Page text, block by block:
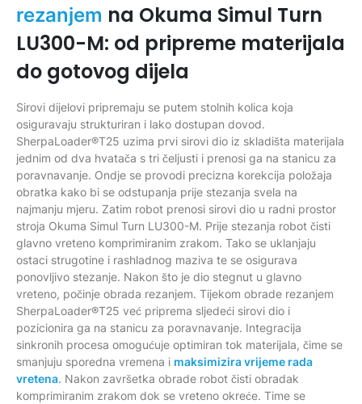
rezanjem na Okuma Simul Turn
LU300-M: od pripreme materijala
do gotovog dijela
Sirovi dijelovi pripremaju se putem stolnih kolica koja
osiguravaju strukturiran i lako dostupan dovod.
SherpaLoader®T25 uzima prvi sirovi dio iz skladišta materijala
jednim od dva hvatača s tri čeljusti i prenosi ga na stanicu za
poravnavanje. Ondje se provodi precizna korekcija položaja
obratka kako bi se odstupanja prije stezanja svela na
najmanju mjeru. Zatim robot prenosi sirovi dio u radni prostor
stroja Okuma Simul Turn LU300-M. Prije stezanja robot čisti
glavno vreteno komprimiranim zrakom. Tako se uklanjaju
ostaci strugotine i rashladnog maziva te se osigurava
ponovljivo stezanje. Nakon što je dio stegnut u glavno
vreteno, počinje obrada rezanjem. Tijekom obrade rezanjem
SherpaLoader®T25 već priprema sljedeći sirovi dio i
pozicionira ga na stanicu za poravnavanje. Integracija
sinkronih procesa omogućuje optimiran tok materijala, čime se
smanjuju sporedna vremena i maksimizira vrijeme rada
vretena. Nakon završetka obrade robot čisti obradak
komprimiranim zrakom dok se vreteno okreće. Time se